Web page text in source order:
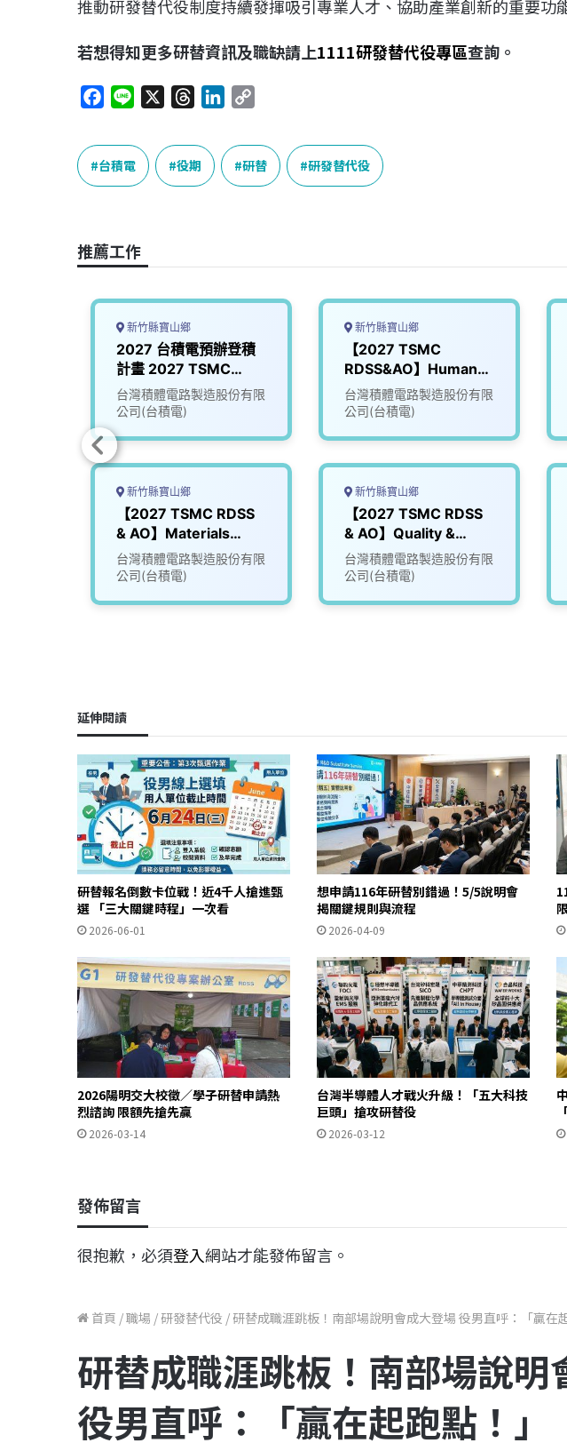
推動研發替代役制度持續發揮吸引專業人才、協助產業創新的重要功
若想得知更多研替資訊及職缺請上1111研發替代役專區查詢。
c
e
b
k
n
e
r
e
a
n
e
p
y
L
台積電 役期 研替 研發替代役
推薦工作
新竹縣寶山鄉
2027 台積電預辦登積
計畫 2027 TSMC
RDSS & AO Program
台灣積體電路製造股份有限
公司(台積電)
新竹縣寶山鄉
【2027 TSMC RDSS
& AO】Materials
Management (MM)
台灣積體電路製造股份有限
公司(台積電)
新竹縣寶山鄉
【2027 TSMC
RDSS&AO】Human
Resources (HR)
台灣積體電路製造股份有限
公司(台積電)
新竹縣寶山鄉
【2027 TSMC RDSS
& AO】Quality &
Reliability Engineer
(Q&R)
台灣積體電路製造股份有限
公司(台積電)
延伸閱讀
研替報名倒數卡位戰！近4千人搶進甄
選 「三大關鍵時程」一次看
2026-06-01
想申請116年研替別錯過！5/5說明會
揭關鍵規則與流程
2026-04-09
2026陽明交大校徵／學子研替申請熱
烈諮詢 限額先搶先贏
2026-03-14
台灣半導體人才戰火升級！「五大科技
巨頭」搶攻研替役
2026-03-12
發佈留言
很抱歉，必須登入網站才能發佈留言。